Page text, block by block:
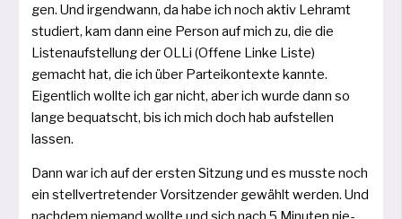
gen. Und irgend­wann, da habe ich noch aktiv Lehramt
stu­diert, kam dann eine Person auf mich zu, die die
Listenaufstellung der OLLi (Offene Linke Liste)
gemacht hat, die ich über Parteikontexte kann­te.
Eigentlich woll­te ich gar nicht, aber ich wur­de dann so
lan­ge bequatscht, bis ich mich doch hab auf­stel­len
lassen.
Dann war ich auf der ers­ten Sitzung und es muss­te noch
ein stell­ver­tre­ten­der Vorsitzender gewählt wer­den. Und